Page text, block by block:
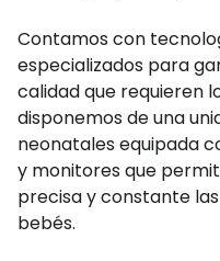
Contamos con
especializados para
calidad que requieren
disponemos de una
neonatales equipada
y monitores que
precisa y constante
bebés.